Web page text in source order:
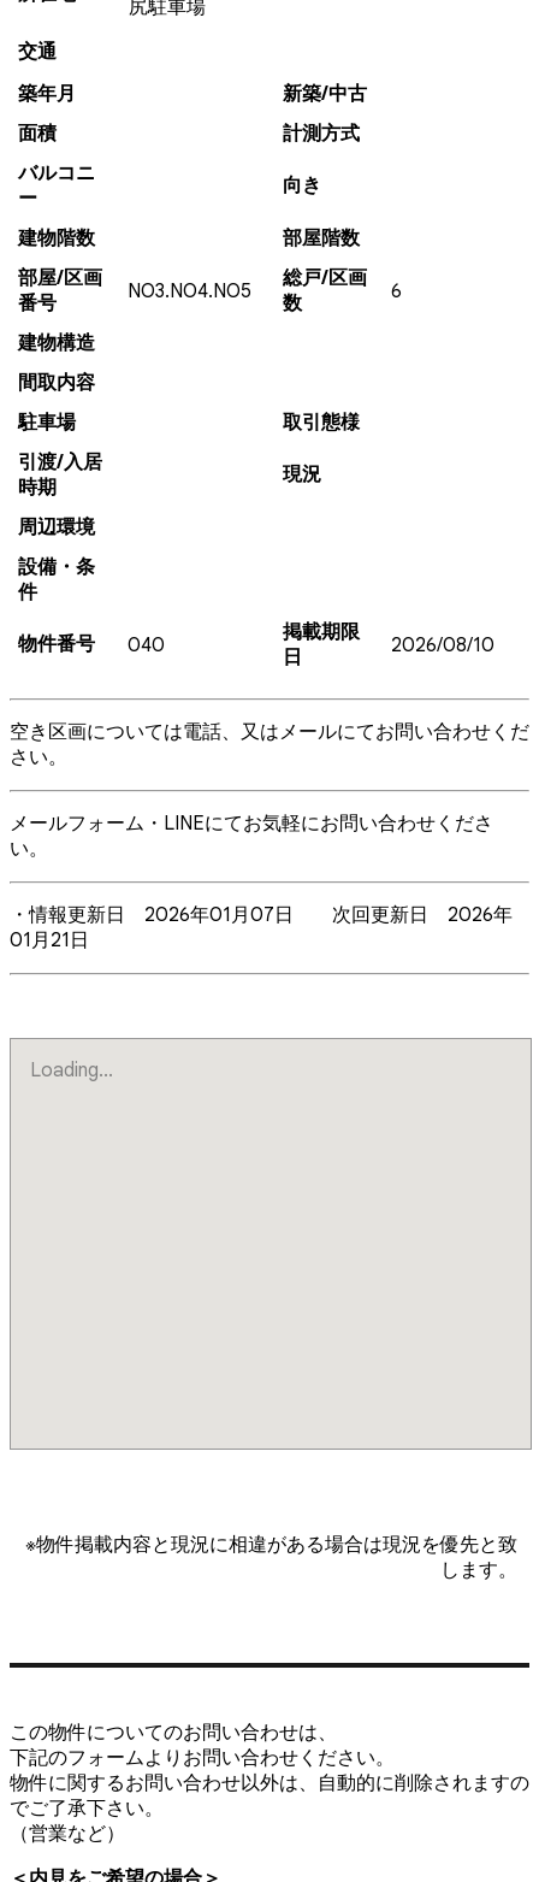
尻駐車場
交通
築年月
新築/中古
面積
計測方式
バルコニ
ー
向き
建物階数
部屋階数
部屋/区画
番号
NO3.NO4.NO5
総戸/区画
数
6
建物構造
間取内容
駐車場
取引態様
引渡/入居
時期
現況
周辺環境
設備・条
件
物件番号 040
掲載期限
日
2026/08/10
空き区画については電話、又はメールにてお問い合わせくだ
さい。
メールフォーム・LINEにてお気軽にお問い合わせくださ
い。
・情報更新日 2026年01月07日 次回更新日 2026年
01月21日
Loading...
※物件掲載内容と現況に相違がある場合は現況を優先と致
します。
この物件についてのお問い合わせは、
下記のフォームよりお問い合わせください。
物件に関するお問い合わせ以外は、自動的に削除されますの
でご了承下さい。
（営業など）